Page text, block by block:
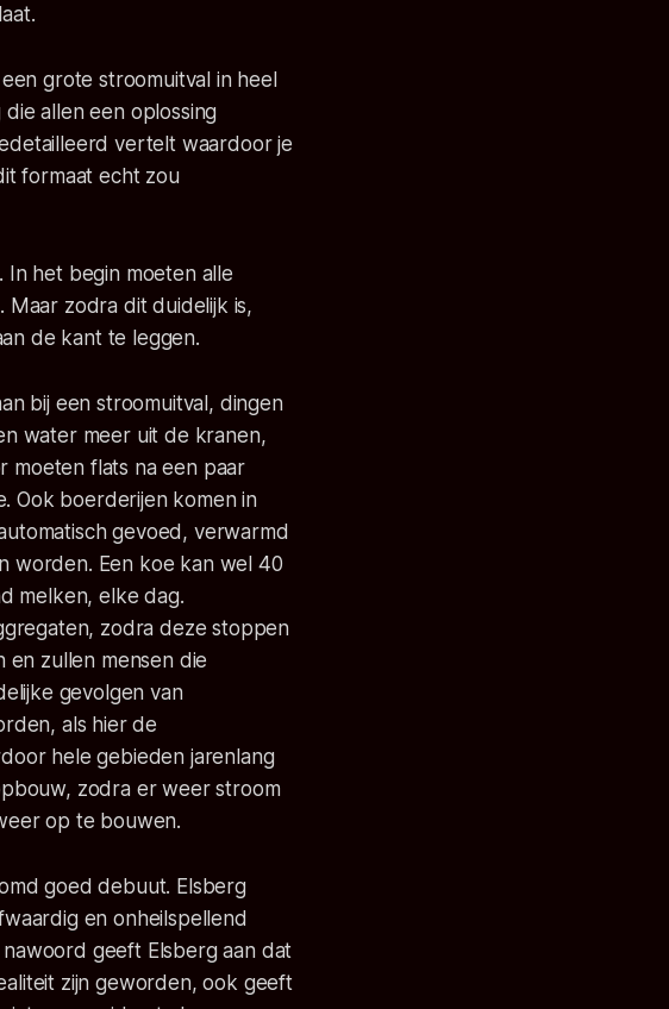
grote stroomuitval in heel
allen een oplossing
vertelt waardoor je
formaat echt zou
het begin moeten alle
zodra dit duidelijk is,
de kant te leggen.
bij een stroomuitval, dingen
water meer uit de kranen,
flats na een paar
Ook boerderijen komen in
gevoed, verwarmd
worden. Een koe kan wel 40
melken, elke dag.
zodra deze stoppen
zullen mensen die
gevolgen van
als hier de
hele gebieden jarenlang
zodra er weer stroom
op te bouwen.
goed debuut. Elsberg
en onheilspellend
geeft Elsberg aan dat
zijn geworden, ook geeft